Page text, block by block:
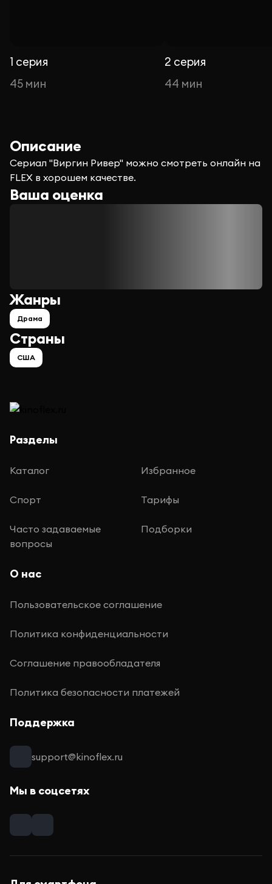
1 серия
45 мин
2 серия
44 мин
Описание
Сериал "Виргин Ривер" можно смотреть онлайн на
FLEX в хорошем качестве.
Ваша оценка
Страны
США
Жанры
Драма
Разделы
Каталог Избранное
Спорт Тарифы
Часто задаваемые
вопросы
Подборки
О нас
Пользовательское соглашение
Политика конфиденциальности
Соглашение правообладателя
Политика безопасности платежей
Поддержка
support@kinoflex.ru
Мы в соцсетях